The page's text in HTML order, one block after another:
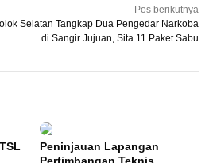
Pos berikutnya
Selatan Tangkap Dua Pengedar Narkoba
di Sangir Jujuan, Sita 11 Paket Sabu
Peninjauan Lapangan
Pertimbangan Teknis